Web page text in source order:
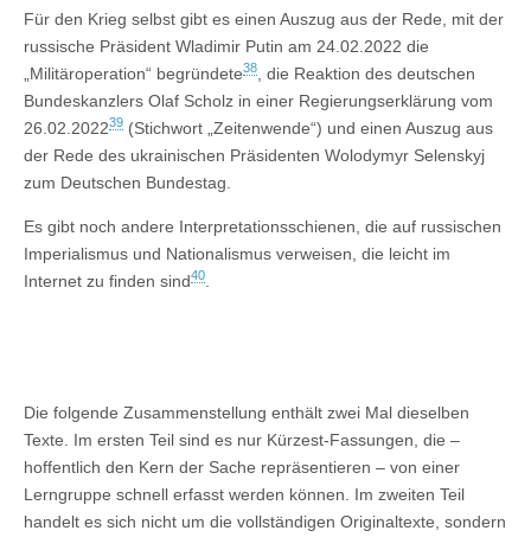
Für den Krieg selbst gibt es einen Auszug aus der Rede, mit der
russische Präsident Wladimir Putin am 24.02.2022 die
„Militäroperation“ begründete38
, die Reaktion des deutschen
Bundeskanzlers Olaf Scholz in einer Regierungserklärung vom
26.02.202239 (Stichwort „Zeitenwende“) und einen Auszug aus
der Rede des ukrainischen Präsidenten Wolodymyr Selenskyj
zum Deutschen Bundestag.
Es gibt noch andere Interpretationsschienen, die auf russischen
Imperialismus und Nationalismus verweisen, die leicht im
Internet zu finden sind40
Die folgende Zusammenstellung enthält zwei Mal dieselben
Texte. Im ersten Teil sind es nur Kürzest-Fassungen, die –
hoffentlich den Kern der Sache repräsentieren – von einer
Lerngruppe schnell erfasst werden können. Im zweiten Teil
handelt es sich nicht um die vollständigen Originaltexte, sondern